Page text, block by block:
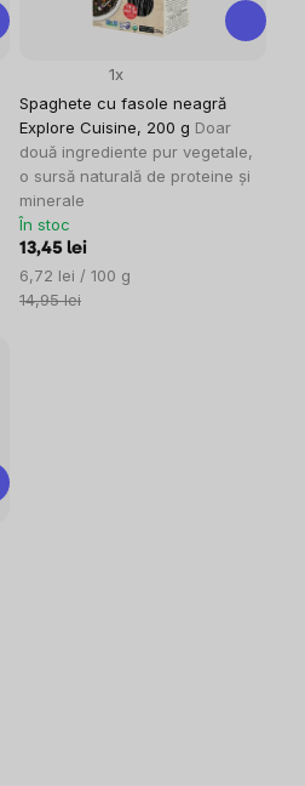
Spaghete cu fasole neagră
Explore Cuisine, 200 g Doar
două ingrediente pur vegetale,
o sursă naturală de proteine ​​și
minerale
1x
În stoc
13,45 lei
Evaluare
preţ:
6,72 lei / 100 g
14,95 lei